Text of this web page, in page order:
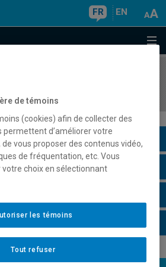
FR EN
de témoins
(cookies) afin de collecter des
d’améliorer votre
vous proposer des contenus vidéo,
de fréquentation, etc. Vous
choix en sélectionnant
Tout refuser
les témoins